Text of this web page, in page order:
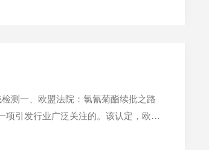
测一、欧盟法院：氯氰菊酯续批之路
项引发行业广泛关注的。该认定，欧盟